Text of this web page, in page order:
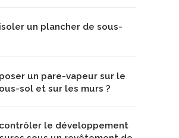
un plancher de sous-
un pare-vapeur sur le
sol et sur les murs ?
le développement